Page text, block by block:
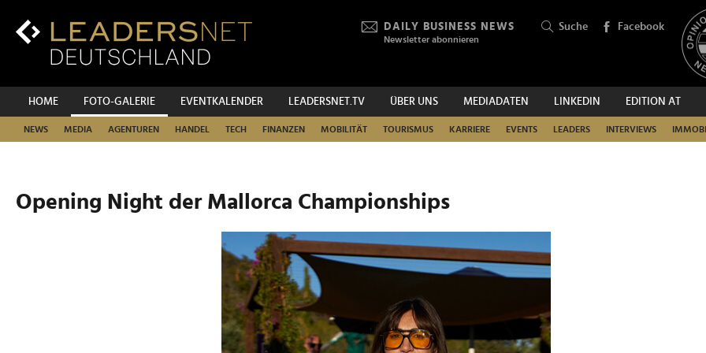
Inhalt
Hauptnavigation
DAILY BUSINESS NEWS
Newsletter abonnieren
Suche Facebook
HOME FOTO-GALERIE EVENTKALENDER LEADERSNET.TV ÜBER UNS MEDIADATEN LINKEDIN EDITION AT
NEWS MEDIA AGENTUREN HANDEL TECH FINANZEN MOBILITÄT TOURISMUS KARRIERE EVENTS LEADERS INTERVIEWS
SUCHEN
Opening Night der Mallorca Championships